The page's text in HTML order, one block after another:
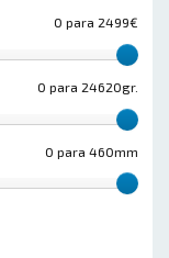
0 para 2499€
0 para 24620gr.
0 para 460mm